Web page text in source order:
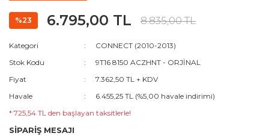
%23 6.795,00 TL 8.835,00 TL
Kategori
CONNECT (2010-2013)
Stok Kodu
9T16 8150 ACZHNT - ORJİNAL
Fiyat
7.362,50 TL + KDV
Havale
6.455,25 TL (%5,00 havale indirimi)
* 725,54 TL den başlayan taksitlerle!
SİPARİŞ MESAJI